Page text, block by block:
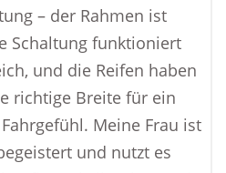
– der Rahmen ist
Schaltung funktioniert
und die Reifen haben
richtige Breite für ein
Meine Frau ist
und nutzt es